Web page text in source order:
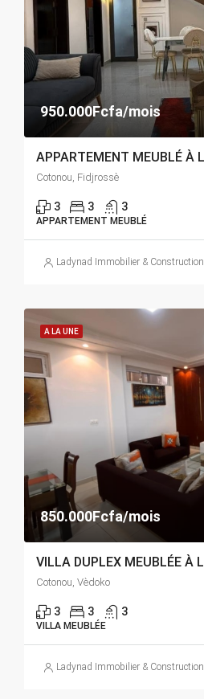
950.000Fcfa/mois
Cotonou, Fidjrossè
3 3 3
APPARTEMENT MEUBLÉ
Ladynad Immobilier & Construction
A LA UNE
850.000Fcfa/mois
Cotonou, Vèdoko
3 3 3
VILLA MEUBLÉE
Ladynad Immobilier & Construction